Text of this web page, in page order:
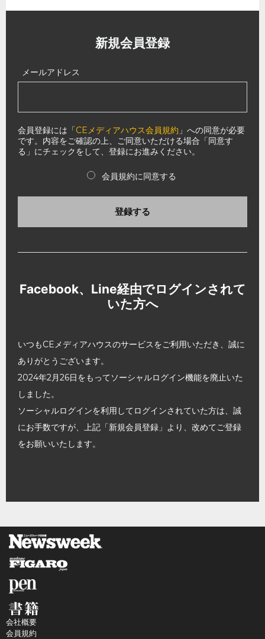
新規会員登録
メールアドレス
会員登録には「CEメディアハウス会員規約 」への同意が必要
です。内容をご確認の上、ご同意いただける場合「同意す
る」にチェックをして、登録にお進みください。
会員規約に同意する
登録する
Facebook、Line経由でログインされて
いた方へ
いつもCEメディアハウスのサービスをご利用いただき、誠に
ありがとうございます。
2024年2月26日をもってソーシャルログイン機能を廃止いた
しました。
ソーシャルログインを利用してログインされていた方は、誠
にお手数ですが、上記「新規会員登録」より、改めてご登録
をお願いいたします。
会社概要
会員規約